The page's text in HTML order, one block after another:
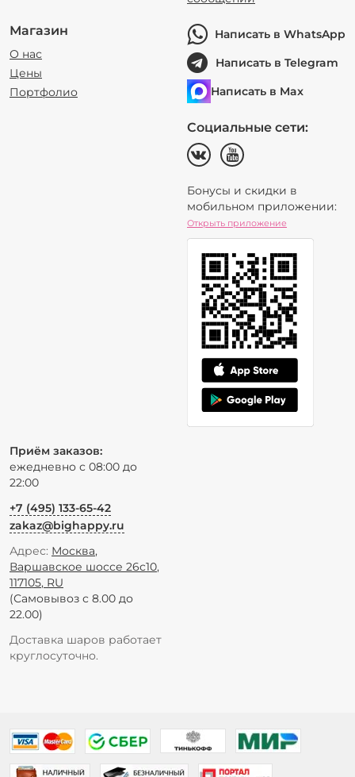
Магазин
О нас
Цены
Портфолио
Написать в WhatsApp
Написать в Telegram
Написать в Max
Социальные сети:
Бонусы и скидки в
мобильном приложении:
Открыть приложение
Приём заказов:
ежедневно с 08:00 до
22:00
+7 (495) 133-65-42
zakaz@bighappy.ru
Адрес: Москва,
Варшавское шоссе 26с10,
117105, RU
(Самовывоз с 8.00 до
22.00)
Доставка шаров работает
круглосуточно.